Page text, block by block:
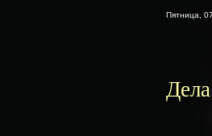
Пятница,